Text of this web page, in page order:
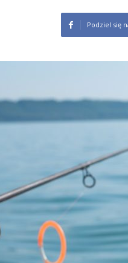
Podziel się